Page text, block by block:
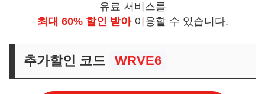
유료 서비스를
최대 60% 할인 받아이용할 수 있습니다.
추가할인 코드 WRVE6